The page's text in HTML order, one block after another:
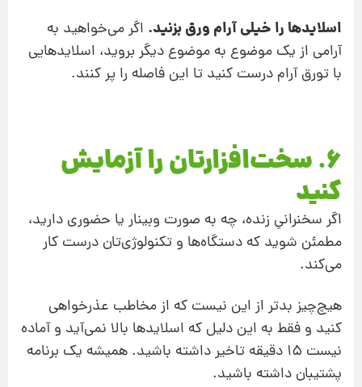
اسلایدها را خیلی آرام ورق بزنید. اگر می‌خواهید به
آرامی از یک موضوع به موضوع دیگر بروید، اسلایدهایی
با تورق آرام درست کنید تا این فاصله را پر کنند.
6. سخت‌افزارتان را آزمایش
کنید
اگر سخنرانیِ زنده، چه به صورت وبینار یا حضوری دارید،
مطمئن شوید که دستگاه‌ها و تکنولوژی‌تان درست کار
می‌کند.
هیچ‌چیز بدتر از این نیست که از مخاطب عذرخواهی
کنید و فقط به این دلیل که اسلایدها بالا نمی‌آید و آماده
نیست 15 دقیقه تاخیر داشته باشید. همیشه یک برنامه
پشتیبان داشته باشید.